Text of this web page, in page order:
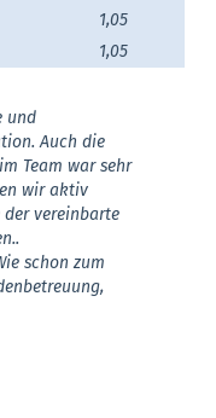
1,05
1,05
und
Auch die
Team war sehr
wir aktiv
vereinbarte
schon zum